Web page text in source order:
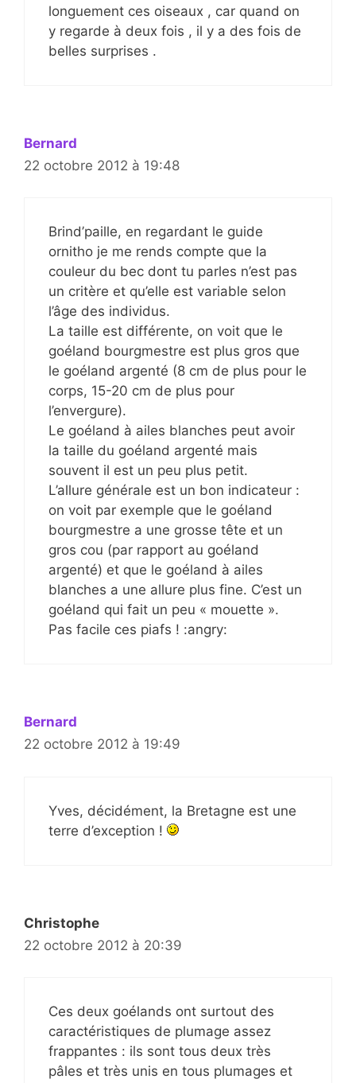
longuement ces oiseaux , car quand on
y regarde à deux fois , il y a des fois de
belles surprises .
Bernard
22 octobre 2012 à 19:48
Brind’paille, en regardant le guide
ornitho je me rends compte que la
couleur du bec dont tu parles n’est pas
un critère et qu’elle est variable selon
l’âge des individus.
La taille est différente, on voit que le
goéland bourgmestre est plus gros que
le goéland argenté (8 cm de plus pour le
corps, 15-20 cm de plus pour
l’envergure).
Le goéland à ailes blanches peut avoir
la taille du goéland argenté mais
souvent il est un peu plus petit.
L’allure générale est un bon indicateur :
on voit par exemple que le goéland
bourgmestre a une grosse tête et un
gros cou (par rapport au goéland
argenté) et que le goéland à ailes
blanches a une allure plus fine. C’est un
goéland qui fait un peu « mouette ».
Pas facile ces piafs ! :angry:
Bernard
22 octobre 2012 à 19:49
Yves, décidément, la Bretagne est une
terre d’exception !
Christophe
22 octobre 2012 à 20:39
Ces deux goélands ont surtout des
caractéristiques de plumage assez
frappantes : ils sont tous deux très
pâles et très unis en tous plumages et